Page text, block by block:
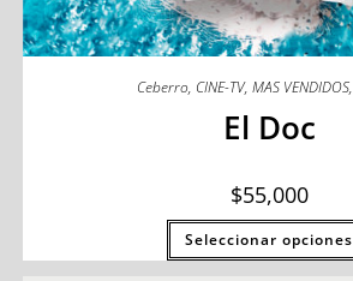
Ceberro, CINE-TV, MAS VENDIDOS,
El Doc
$55,000
Seleccionar opciones